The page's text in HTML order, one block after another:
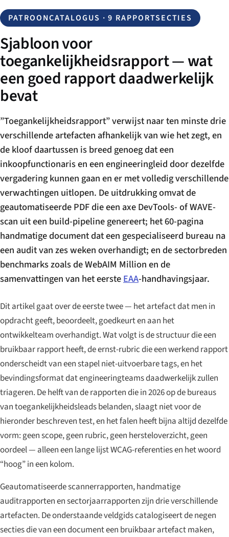
PATROONCATALOGUS · 9 RAPPORTSECTIES
Sjabloon voor
toegankelijkheidsrapport — wat
een goed rapport daadwerkelijk
bevat
”Toegankelijkheidsrapport” verwijst naar ten minste drie
verschillende artefacten afhankelijk van wie het zegt, en
de kloof daartussen is breed genoeg dat een
inkoopfunctionaris en een engineeringleid door dezelfde
vergadering kunnen gaan en er met volledig verschillende
verwachtingen uitlopen. De uitdrukking omvat de
geautomatiseerde PDF die een axe DevTools- of WAVE-
scan uit een build-pipeline genereert; het 60-pagina
handmatige document dat een gespecialiseerd bureau na
een audit van zes weken overhandigt; en de sectorbreden
benchmarks zoals de WebAIM Million en de
samenvattingen van het eersteEAA-handhavingsjaar.
Dit artikel gaat over de eerste twee — het artefact dat men in
opdracht geeft, beoordeelt, goedkeurt en aan het
ontwikkelteam overhandigt. Wat volgt is de structuur die een
bruikbaar rapport heeft, de ernst-rubric die een werkend rapport
onderscheidt van een stapel niet-uitvoerbare tags, en het
bevindingsformat dat engineeringteams daadwerkelijk zullen
triageren. De helft van de rapporten die in 2026 op de bureaus
van toegankelijkheidsleads belanden, slaagt niet voor de
hieronder beschreven test, en het falen heeft bijna altijd dezelfde
vorm: geen scope, geen rubric, geen hersteloverzicht, geen
oordeel — alleen een lange lijst WCAG-referenties en het woord
“hoog” in een kolom.
Geautomatiseerde scannerrapporten, handmatige
auditrapporten en sectorjaarrapporten zijn drie verschillende
artefacten. De onderstaande veldgids catalogiseert de negen
secties die van een document een bruikbaar artefact maken,